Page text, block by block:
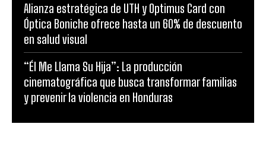
Alianza estratégica de UTH y Optimus Card con
Óptica Boniche ofrece hasta un 60% de descuento
en salud visual
“Él Me Llama Su Hija”: La producción
cinematográfica que busca transformar familias
y prevenir la violencia en Honduras